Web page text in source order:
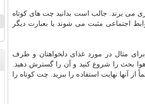
می برند. جالب است بدانید چت های کوتاه
اجتماعی مثبت می شوند یا بعبارت دیگر
مثال در مورد غذای دلخواهتان و طرف
هوا بحث را شروع کنید و آن را گسترش دهید.
نهایت استفاده را ببرید. چت کوتاه را